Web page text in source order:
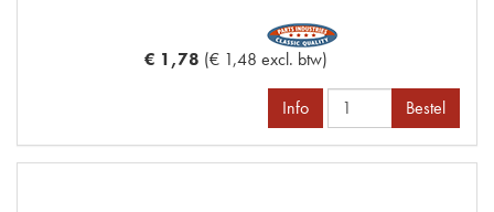
€ 1,78 (€ 1,48 excl. btw)
Info Bestel